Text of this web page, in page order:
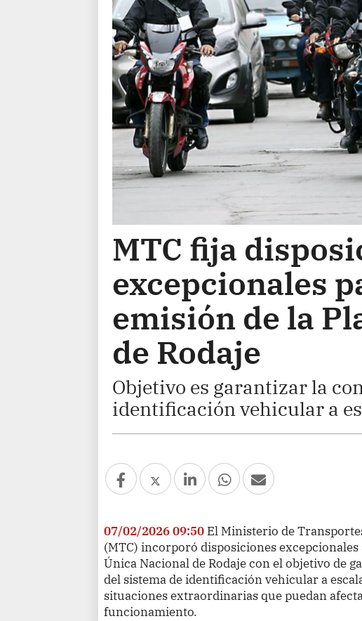
MTC fija
excepcionales
emisión de la
de Rodaje
Objetivo es garantizar la
identificación vehicular a
07/02/2026 09:50 El Ministerio de
(MTC) incorporó disposiciones excepcionales
Única Nacional de Rodaje con el objetivo de
del sistema de identificación vehicular a
situaciones extraordinarias que puedan
funcionamiento.